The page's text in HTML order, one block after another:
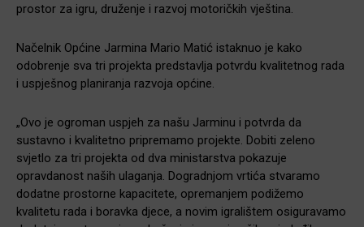
prostor za igru, druženje i razvoj motoričkih vještina.
Načelnik Općine Jarmina Mario Matić istaknuo je kako
odobrenje sva tri projekta predstavlja potvrdu kvalitetnog rada
i uspješnog planiranja razvoja općine.
„Ovo je ogroman uspjeh za našu Jarminu i potvrda da
sustavno i kvalitetno pripremamo projekte. Dobiti zeleno
svjetlo za tri projekta od dva ministarstva pokazuje
opravdanost naših ulaganja. Dogradnjom vrtića stvaramo
dodatne prostorne kapacitete, opremanjem podižemo
kvalitetu rada i boravka djece, a novim igralištem osiguravamo